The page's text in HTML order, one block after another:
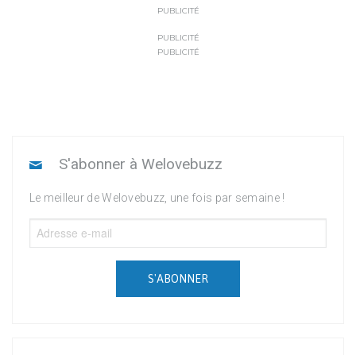
PUBLICITÉ
PUBLICITÉ
PUBLICITÉ
S'abonner à Welovebuzz
Le meilleur de Welovebuzz, une fois par semaine !
S'ABONNER